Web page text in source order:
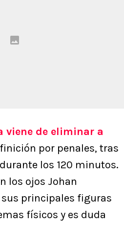
viene de eliminar a
por penales, tras
los 120 minutos.
los ojos Johan
principales figuras
físicos y es duda